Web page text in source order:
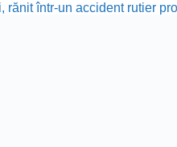
rănit într-un accident rutier